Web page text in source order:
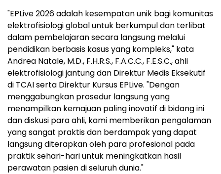
"EPLive 2026 adalah kesempatan unik bagi komunitas
elektrofisiologi global untuk berkumpul dan terlibat
dalam pembelajaran secara langsung melalui
pendidikan berbasis kasus yang kompleks," kata
Andrea Natale, M.D., F.H.R.S., F.A.C.C., F.E.S.C., ahli
elektrofisiologi jantung dan Direktur Medis Eksekutif
di TCAI serta Direktur Kursus EPLive. "Dengan
menggabungkan prosedur langsung yang
menampilkan kemajuan paling inovatif di bidang ini
dan diskusi para ahli, kami memberikan pengalaman
yang sangat praktis dan berdampak yang dapat
langsung diterapkan oleh para profesional pada
praktik sehari-hari untuk meningkatkan hasil
perawatan pasien di seluruh dunia."